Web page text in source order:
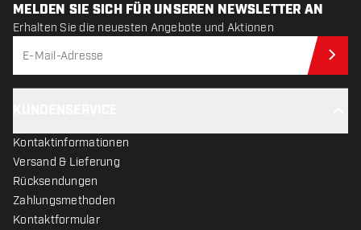
MELDEN SIE SICH FÜR UNSEREN NEWSLETTER AN
Erhalten Sie die neuesten Angebote und Aktionen
Kontaktinformationen
Versand & Lieferung
Rücksendungen
Zahlungsmethoden
Kontaktformular